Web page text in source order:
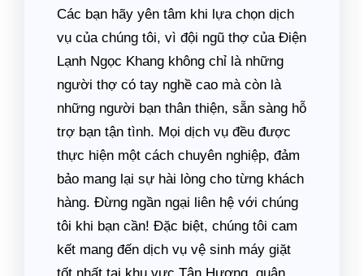
Các bạn hãy yên tâm khi lựa chọn dịch
vụ của chúng tôi, vì đội ngũ thợ của Điện
Lạnh Ngọc Khang không chỉ là những
người thợ có tay nghề cao mà còn là
những người bạn thân thiện, sẵn sàng hỗ
trợ bạn tận tình. Mọi dịch vụ đều được
thực hiện một cách chuyên nghiệp, đảm
bảo mang lại sự hài lòng cho từng khách
hàng. Đừng ngần ngại liên hệ với chúng
tôi khi bạn cần! Đặc biệt, chúng tôi cam
kết mang đến dịch vụ vệ sinh máy giặt